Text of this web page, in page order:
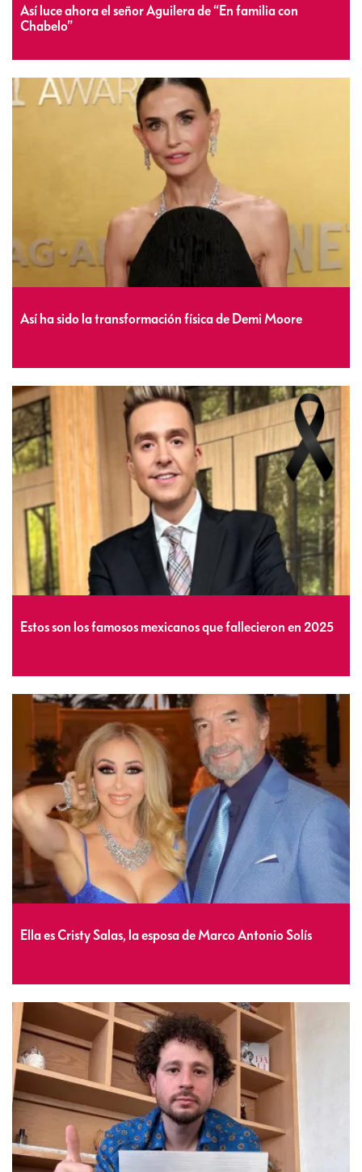
Así luce ahora el señor Aguilera de “En familia con
Chabelo”
Así ha sido la transformación física de Demi Moore
Estos son los famosos mexicanos que fallecieron en 2025
Ella es Cristy Salas, la esposa de Marco Antonio Solís